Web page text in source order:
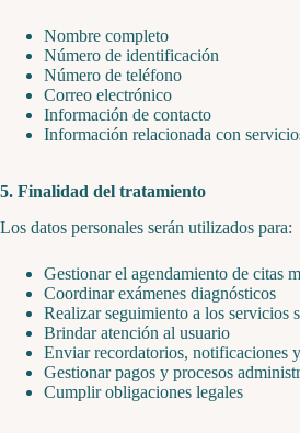
Nombre completo
Número de identificación
Número de teléfono
Correo electrónico
Información de contacto
Información relacionada con
5. Finalidad del tratamiento
Los datos personales serán utilizados para:
Gestionar el agendamiento de citas
Coordinar exámenes diagnósticos
Realizar seguimiento a los servicios
Brindar atención al usuario
Enviar recordatorios, notificaciones
Gestionar pagos y procesos
Cumplir obligaciones legales